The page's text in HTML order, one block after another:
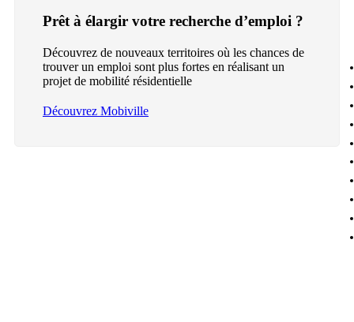
Prêt à élargir votre recherche d’emploi ?
Découvrez de nouveaux territoires où les chances de
trouver un emploi sont plus fortes en réalisant un
projet de mobilité résidentielle
Découvrez Mobiville